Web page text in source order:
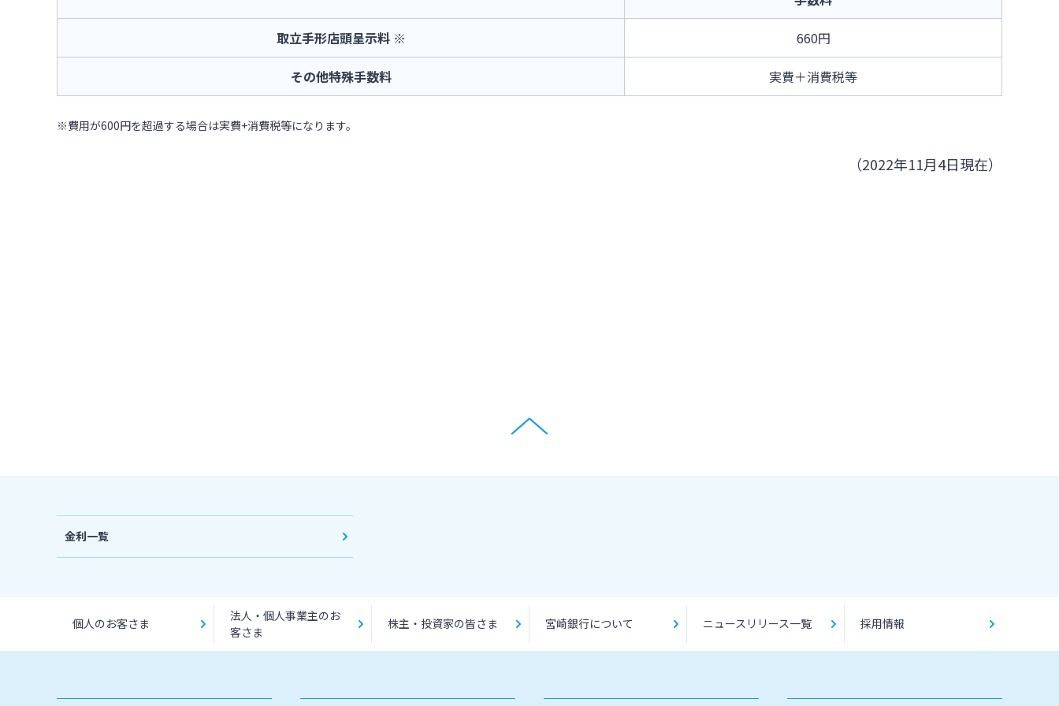
取立手形店頭呈示料 ※ 660円
その他特殊手数料 実費＋消費税等
※費用が600円を超過する場合は実費+消費税等になります。
（2022年11月4日現在）
金利一覧
個人のお客さま
法人・個人事業主のお
客さま
株主・投資家の皆さま 宮崎銀行について ニュースリリース一覧 採用情報